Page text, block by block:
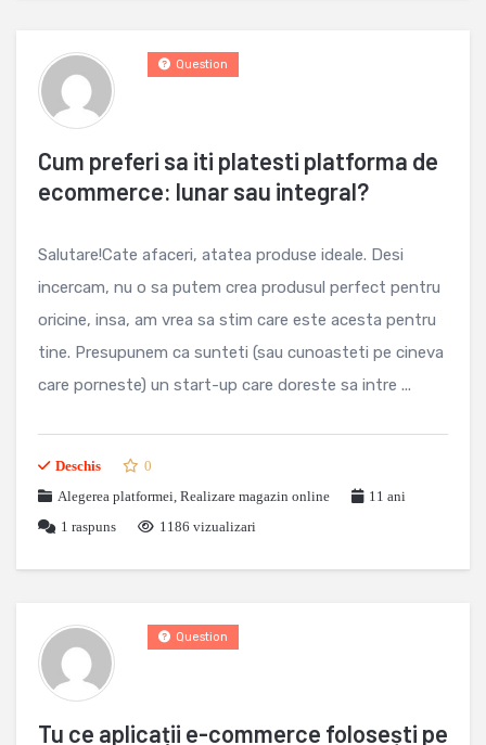
Cum preferi sa iti platesti platforma de
ecommerce: lunar sau integral?
Question
Salutare!Cate afaceri, atatea produse ideale. Desi
incercam, nu o sa putem crea produsul perfect pentru
oricine, insa, am vrea sa stim care este acesta pentru
tine. Presupunem ca sunteti (sau cunoasteti pe cineva
care porneste) un start-up care doreste sa intre ...
Deschis
0
Alegerea platformei, Realizare magazin online
11 ani
1 raspuns 1186 vizualizari
Tu ce aplicații e-commerce folosești pe
Question